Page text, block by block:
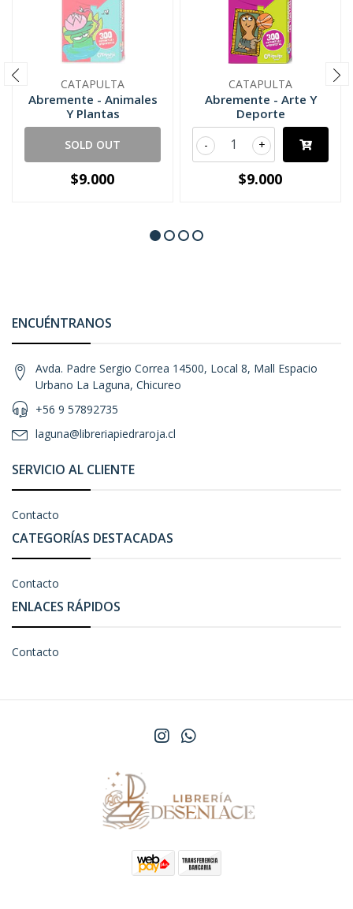
CATAPULTA
Abremente - Animales
Y Plantas
SOLD OUT
$9.000
CATAPULTA
Abremente - Arte Y
Deporte
+
-
$9.000
ENCUÉNTRANOS
Avda. Padre Sergio Correa 14500, Local 8, Mall Espacio
Urbano La Laguna, Chicureo
+56 9 57892735
laguna@libreriapiedraroja.cl
SERVICIO AL CLIENTE
Contacto
CATEGORÍAS DESTACADAS
Contacto
ENLACES RÁPIDOS
Contacto